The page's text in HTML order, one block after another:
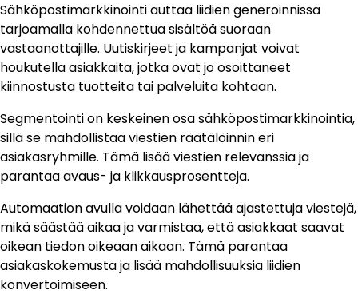
Sähköpostimarkkinointi auttaa liidien generoinnissa
tarjoamalla kohdennettua sisältöä suoraan
vastaanottajille. Uutiskirjeet ja kampanjat voivat
houkutella asiakkaita, jotka ovat jo osoittaneet
kiinnostusta tuotteita tai palveluita kohtaan.
Segmentointi on keskeinen osa sähköpostimarkkinointia,
sillä se mahdollistaa viestien räätälöinnin eri
asiakasryhmille. Tämä lisää viestien relevanssia ja
parantaa avaus- ja klikkausprosentteja.
Automaation avulla voidaan lähettää ajastettuja viestejä,
mikä säästää aikaa ja varmistaa, että asiakkaat saavat
oikean tiedon oikeaan aikaan. Tämä parantaa
asiakaskokemusta ja lisää mahdollisuuksia liidien
konvertoimiseen.